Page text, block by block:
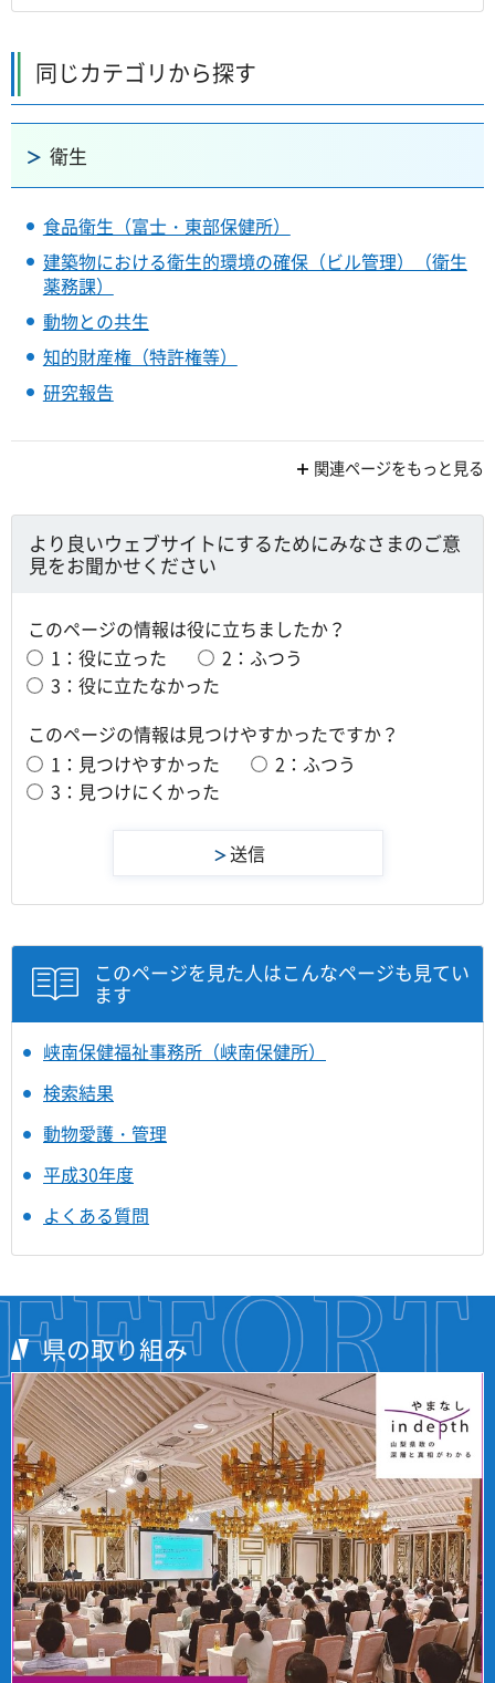
同じカテゴリから探す
衛生
食品衛生（富士・東部保健所）
建築物における衛生的環境の確保（ビル管理）（衛生
薬務課）
動物との共生
知的財産権（特許権等）
研究報告
関連ページをもっと見る
より良いウェブサイトにするためにみなさまのご意
見をお聞かせください
このページの情報は役に立ちましたか？
1：役に立った
2：ふつう
3：役に立たなかった
このページの情報は見つけやすかったですか？
1：見つけやすかった
2：ふつう
3：見つけにくかった
このページを見た人はこんなページも見てい
ます
峡南保健福祉事務所（峡南保健所）
検索結果
動物愛護・管理
平成30年度
よくある質問
県の取り組み